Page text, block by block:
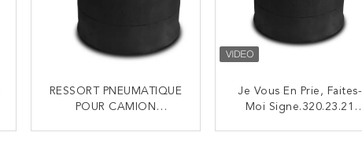
RESSORT PNEUMATIQUE
POUR CAMION
Je Vous En Prie, Faites-
Moi Signe.320.23.21